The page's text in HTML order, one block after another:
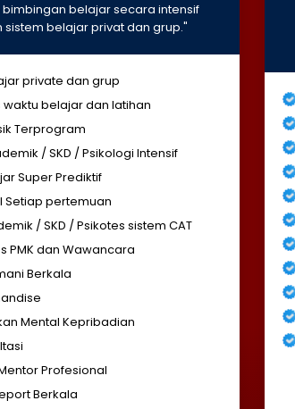
belajar secara intensif
sistem belajar privat dan grup."
private dan grup
waktu belajar dan latihan
Terprogram
/ SKD / Psikologi Intensif
Super Prediktif
Setiap pertemuan
/ SKD / Psikotes sistem CAT
PMK dan Wawancara
Berkala
Mental Kepribadian
Profesional
Berkala